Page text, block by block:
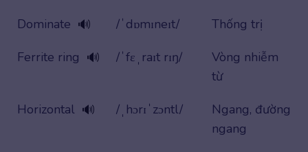
Dominate 🔊 /ˈdɒmɪneɪt/
Thống trị
Ferrite ring 🔊 /ˈfɛˌraɪt rɪŋ/
Vòng nhiễm
từ
Horizontal 🔊 /ˌhɔrɪˈzɔntl/
Ngang, đường
ngang